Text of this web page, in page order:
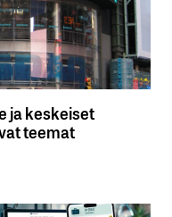
ja keskeiset
teemat